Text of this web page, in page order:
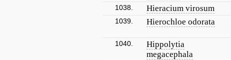
1038. Hieracium virosum
1039.
Hierochloe odorata
1040.
Hippolytia
megacephala